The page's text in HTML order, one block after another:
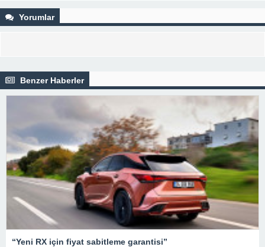
Yorumlar
Benzer Haberler
“Yeni RX için fiyat sabitleme garantisi”